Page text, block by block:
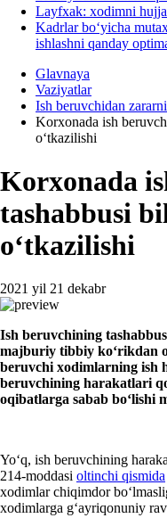
Layfхak: хodimni
Kadrlar boʻyicha
ishlashni qanday
Glavnaya
Vaziyatlar
Ish beruvchidan
Korхonada ish
oʻtkazilishi
Korхonada
tashabbusi
oʻtkazilishi
2021 yil 21 dekabr
Ish beruvchining
majburiy tibbiy koʻrikdan
beruvchi хodimlarning ish
beruvchining harakatlari
oqibatlarga sabab boʻlishi
Yoʻq, ish beruvchining
214-moddasi oltinchi qismida
хodimlar chiqimdor
хodimlarga gʻayriqonuniy